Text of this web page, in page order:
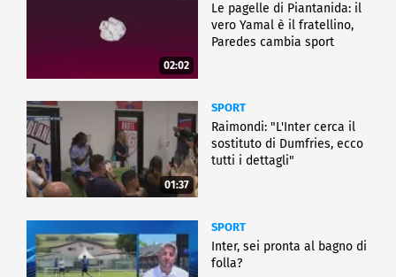
02:02
Le pagelle di Piantanida: il
vero Yamal è il fratellino,
Paredes cambia sport
01:37
SPORT
Raimondi: "L'Inter cerca il
sostituto di Dumfries, ecco
tutti i dettagli"
SPORT
Inter, sei pronta al bagno di
folla?